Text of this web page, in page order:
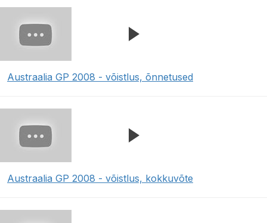
Austraalia GP 2008 - võistlus, õnnetused
Austraalia GP 2008 - võistlus, kokkuvõte